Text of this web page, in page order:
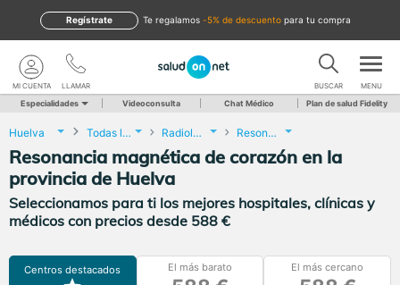
te regalamos -5% de descuento para tu compra
Regístrate
LLAMAR
MI CUENTA BUSCAR MENU
Especialidades Videoconsulta Chat Médico Plan de salud Fidelity
Huelva Todas las localidades Radiología Resonancia magnética de corazón
Resonancia magnética de corazón en la
provincia de Huelva
Seleccionamos para ti los mejores hospitales, clínicas y
médicos con precios desde 588 €
Centros destacados El más barato El más cercano